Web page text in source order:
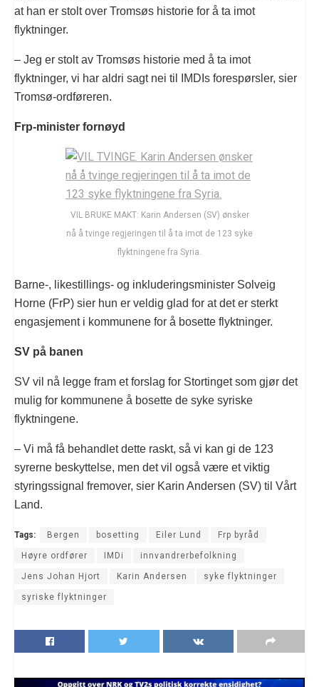
at han er stolt over Tromsøs historie for å ta imot
flyktninger.
– Jeg er stolt av Tromsøs historie med å ta imot
flyktninger, vi har aldri sagt nei til IMDIs forespørsler, sier
Tromsø-ordføreren.
Frp-minister fornøyd
VIL BRUKE MAKT: Karin Andersen (SV) ønsker
nå å tvinge regjeringen til å ta imot de 123 syke
flyktningene fra Syria.
Barne-, likestillings- og inkluderingsminister Solveig
Horne (FrP) sier hun er veldig glad for at det er sterkt
engasjement i kommunene for å bosette flyktninger.
SV på banen
SV vil nå legge fram et forslag for Stortinget som gjør det
mulig for kommunene å bosette de syke syriske
flyktningene.
– Vi må få behandlet dette raskt, så vi kan gi de 123
syrerne beskyttelse, men det vil også være et viktig
styringssignal fremover, sier Karin Andersen (SV) til Vårt
Land.
Tags: Bergen bosetting Eiler Lund Frp byråd
Høyre ordfører IMDi innvandrerbefolkning
Jens Johan Hjort Karin Andersen syke flyktninger
syriske flyktninger